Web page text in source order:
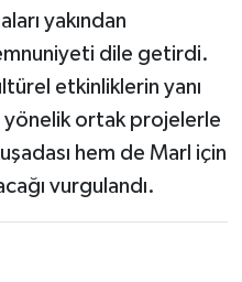
yakından
dile getirdi.
etkinliklerin yanı
yönelik ortak projelerle
hem de Marl için
vurgulandı.